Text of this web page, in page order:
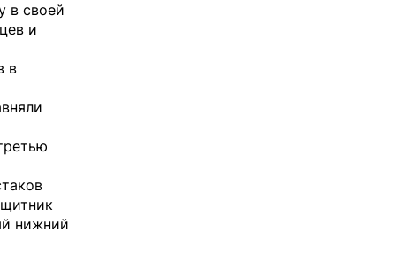
в своей
и
в
нижний